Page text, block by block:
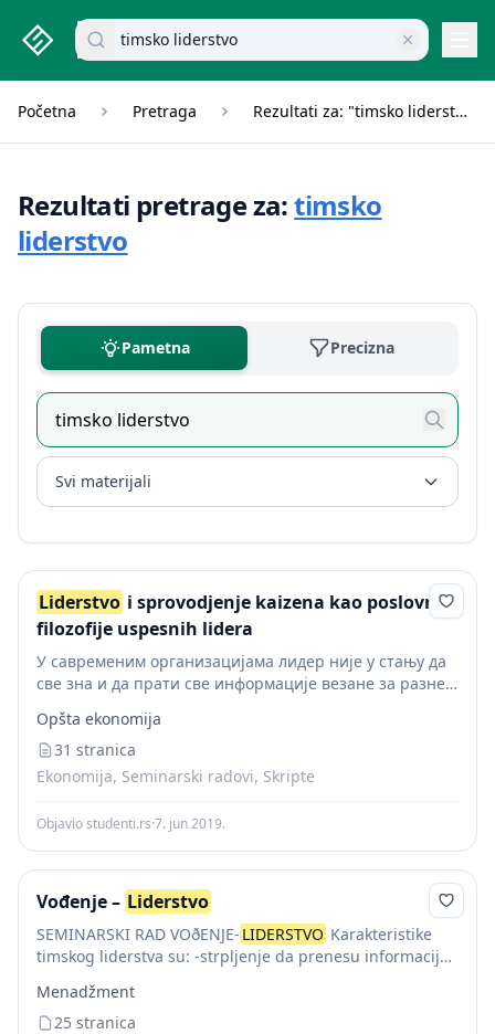
studenti.rs home page
Pretraži dokumente
Početna Pretraga Rezultati za: "timsko liderstvo"
Rezultati pretrage za:timsko
liderstvo
Pametna Precizna
Svi materijali
Liderstvo i sprovodjenje kaizena kao poslovne
filozofije uspesnih lidera
У савременим организацијама лидер није у стању да
све зна и да прати све информације везане за разне
појединаца који ће их усмеравати основна...
Opšta ekonomija
31 stranica
Ekonomija, Seminarski radovi, Skripte
Objavio studenti.rs·7. jun 2019.
Vođenje – Liderstvo
SEMINARSKI RAD VOðENJE- LIDERSTVO Karakteristike
timskog liderstva su: -strpljenje da prenesu informacije -
znaju kada treba da intervenisu Uloge timskih lidera su:
-veza...
Menadžment
25 stranica